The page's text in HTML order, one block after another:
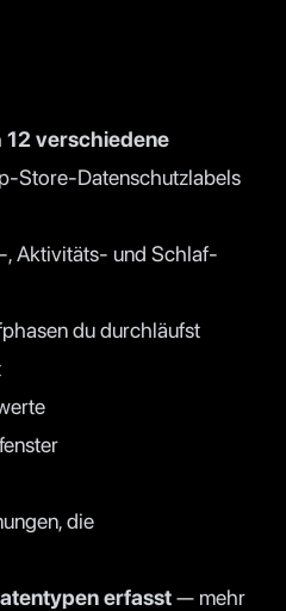
12 verschiedene
Store-Datenschutzlabels
Aktivitäts- und Schlaf-
du durchläufst
die
erfasst— mehr